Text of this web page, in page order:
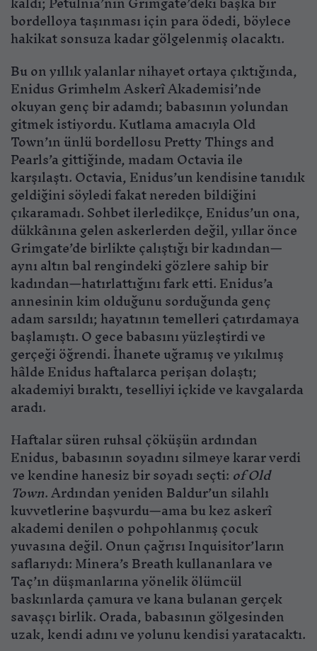
bordelloya taşınması için para ödedi, böylece
hakikat sonsuza kadar gölgelenmiş olacaktı.
Bu on yıllık yalanlar nihayet ortaya çıktığında,
Enidus Grimhelm Askerî Akademisi’nde
okuyan genç bir adamdı; babasının yolundan
gitmek istiyordu. Kutlama amacıyla Old
Town’ın ünlü bordellosu Pretty Things and
Pearls’a gittiğinde, madam Octavia ile
karşılaştı. Octavia, Enidus’un kendisine tanıdık
geldiğini söyledi fakat nereden bildiğini
çıkaramadı. Sohbet ilerledikçe, Enidus’un ona,
dükkânına gelen askerlerden değil, yıllar önce
Grimgate’de birlikte çalıştığı bir kadından—
aynı altın bal rengindeki gözlere sahip bir
kadından—hatırlattığını fark etti. Enidus’a
annesinin kim olduğunu sorduğunda genç
adam sarsıldı; hayatının temelleri çatırdamaya
başlamıştı. O gece babasını yüzleştirdi ve
gerçeği öğrendi. İhanete uğramış ve yıkılmış
hâlde Enidus haftalarca perişan dolaştı;
akademiyi bıraktı, teselliyi içkide ve kavgalarda
aradı.
Haftalar süren ruhsal çöküşün ardından
Enidus, babasının soyadını silmeye karar verdi
ve kendine hanesiz bir soyadı seçti:of Old
Town. Ardından yeniden Baldur’un silahlı
kuvvetlerine başvurdu—ama bu kez askerî
akademi denilen o pohpohlanmış çocuk
yuvasına değil. Onun çağrısı Inquisitor’ların
saflarıydı: Minera’s Breath kullananlara ve
Taç’ın düşmanlarına yönelik ölümcül
baskınlarda çamura ve kana bulanan gerçek
savaşçı birlik. Orada, babasının gölgesinden
uzak, kendi adını ve yolunu kendisi yaratacaktı.